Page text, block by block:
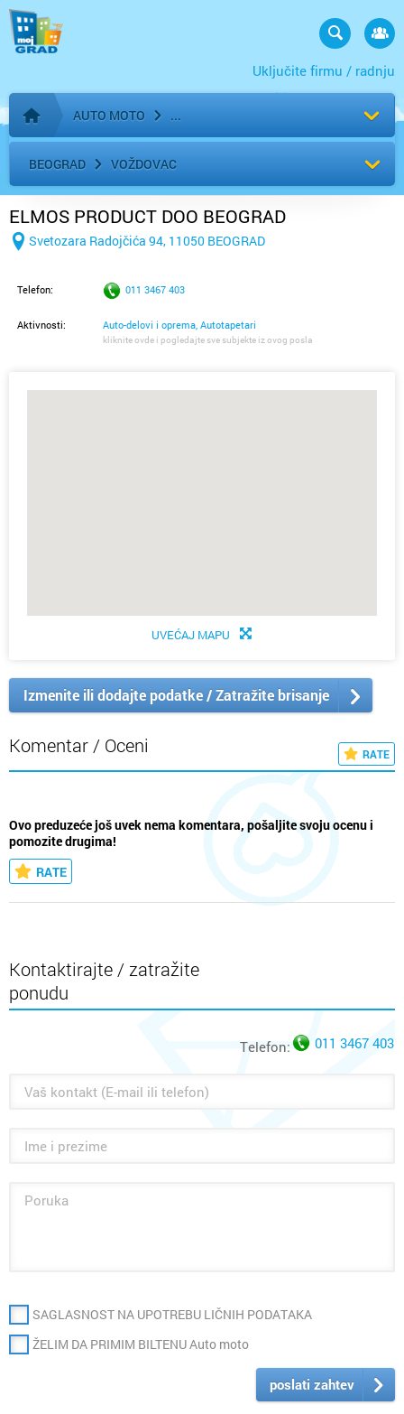
Uključite firmu / radnju
Početna stranica
AUTO MOTO
BEOGRAD VOŽDOVAC
ELMOS PRODUCT DOO BEOGRAD
Svetozara Radojčića 94, 11050 BEOGRAD
Telefon: 011 3467 403
Aktivnosti: Auto-delovi i oprema, Autotapetari
kliknite ovde i pogledajte sve subjekte iz ovog posla
UVEĆAJ MAPU
Izmenite ili dodajte podatke / Zatražite brisanje
Komentar / Oceni RATE
Ovo preduzeće još uvek nema komentara, pošaljite svoju ocenu i
pomozite drugima!
RATE
Kontaktirajte / zatražite
ponudu
Telefon: 011 3467 403
SAGLASNOST NA UPOTREBU LIČNIH PODATAKA
ŽELIM DA PRIMIM BILTENU Auto moto
poslati zahtev